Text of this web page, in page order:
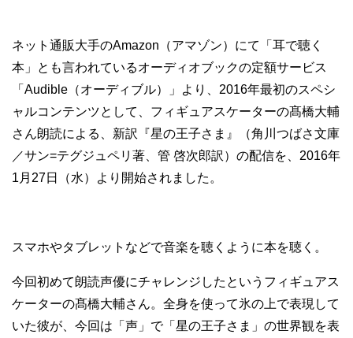
ネット通販大手のAmazon（アマゾン）にて「耳で聴く
本」とも言われているオーディオブックの定額サービス
「Audible（オーディブル）」より、2016年最初のスペシ
ャルコンテンツとして、フィギュアスケーターの髙橋大輔
さん朗読による、新訳『星の王子さま』（角川つばさ文庫
／サン=テグジュペリ著、管 啓次郎訳）の配信を、2016年
1月27日（水）より開始されました。
スマホやタブレットなどで音楽を聴くように本を聴く。
今回初めて朗読声優にチャレンジしたというフィギュアス
ケーターの髙橋大輔さん。全身を使って氷の上で表現して
いた彼が、今回は「声」で「星の王子さま」の世界観を表